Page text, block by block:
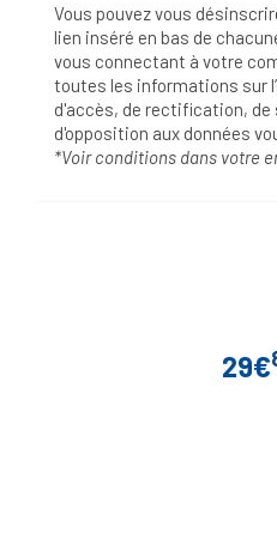
29€
Vous pouvez vous
lien inséré en bas de
vous connectant à votre
toutes les informations sur
d'accès, de rectification, de
d'opposition aux données
*Voir conditions dans votre